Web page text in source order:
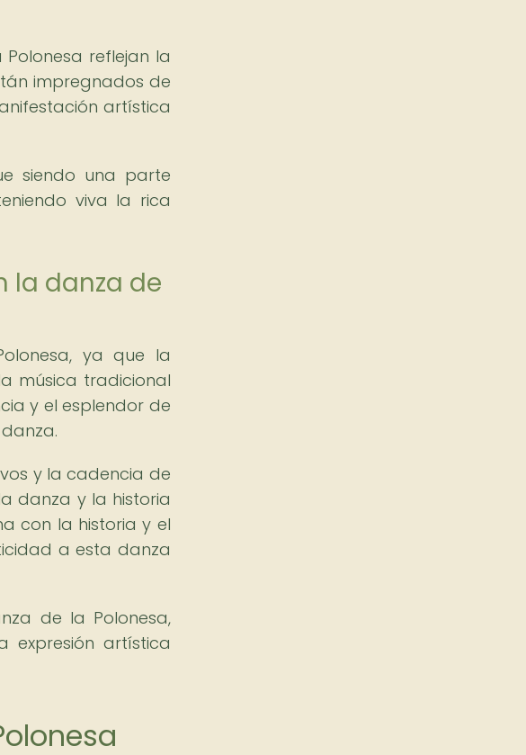
reflejan la
impregnados de
artística
siendo una parte
viva la rica
la danza de
ya que la
música tradicional
y el esplendor de
y la cadencia de
danza y la historia
con la historia y el
a esta danza
de la Polonesa,
expresión artística